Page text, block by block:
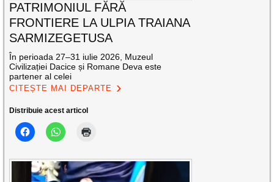
PATRIMONIUL FĂRĂ
FRONTIERE LA ULPIA TRAIANA
SARMIZEGETUSA
În perioada 27–31 iulie 2026, Muzeul
Civilizației Dacice și Romane Deva este
partener al celei
CITEȘTE MAI DEPARTE
Distribuie acest articol